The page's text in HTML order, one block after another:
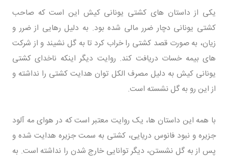
یکی از داستان های کشتی یونانی کیش این است که صاحب
کشتی یونانی دچار ضرر مالی شده بود. به دلیل رهایی از ضرر و
زیان، به صورت قصد کشتی را خراب کرد تا به گل نشیند و از شرکت
های بیمه خسات دریافت کند. روایت دیگر اینکه ناخدای کشتی
یونانی کیش به دلیل مصرف الکل توان هدایت کشتی را نداشته و
از این رو به گل نشسته است.
با همه این داستان ها، یک روایت معتبر است که در هوای مه آلود
جزیره و نبود فانوس دریایی، کشتی به سمت جزیره هدایت شده و
پس از به گل نشستن، دیگر توانایی خارج شدن را نداشته است. به